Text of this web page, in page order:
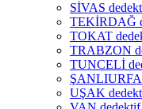
SİVAS
TEKİRDAĞ
TOKAT
TRABZON
TUNCELİ
ŞANLIURFA
UŞAK